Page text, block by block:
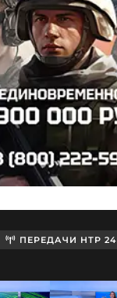
ПЕРЕДАЧИ НТР 24